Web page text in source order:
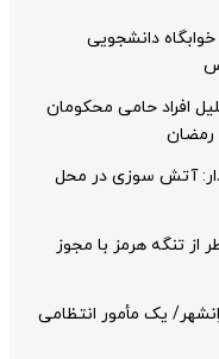
دانشجویی
افراد حامی محکومان
آتش سوزی در محل
تنگه هرمز با مجوز
یک مأمور انتظامی